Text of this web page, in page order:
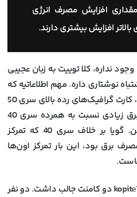
افزایش مصرف انرژی
وجود نداره، کلا توییت به زبان عجیبی
نوشتاری داره. مهم اطلاعاتیه که
میده. طبق این نوشته، کارت گرافیک‌های رده بالای سری 50
قراره افزایش مصرف برق زیادی نسبت به همرده سری 40
خودشون داشته باشن. گویا بر خلاف سری 40 که تمرکز
برق بود، این بار تمرکز اون‌ها
در کامنت‌ها هم kopite7kimi دو کامنت جالب داشت. دو نفر